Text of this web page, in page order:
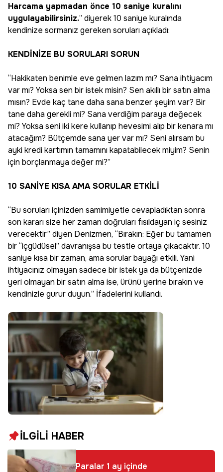
Harcama yapmadan önce 10 saniye kuralını
uygulayabilirsiniz.” diyerek 10 saniye kuralında
kendinize sormanız gereken soruları açıkladı:
KENDİNİZE BU SORULARI SORUN
“Hakikaten benimle eve gelmen lazım mı? Sana ihtiyacım
var mı? Yoksa sen bir istek misin? Sen akıllı bir satın alma
mısın? Evde kaç tane daha sana benzer şeyim var? Bir
tane daha gerekli mi? Sana verdiğim paraya değecek
mi? Yoksa seni iki kere kullanıp hevesimi alıp bir kenara mı
atacağım? Bütçemde sana yer var mı? Seni alırsam bu
ayki kredi kartımın tamamını kapatabilecek miyim? Senin
için borçlanmaya değer mi?”
10 SANİYE KISA AMA SORULAR ETKİLİ
“Bu soruları içinizden samimiyetle cevapladıktan sonra
son kararı size her zaman doğruları fısıldayan iç sesiniz
verecektir” diyen Denizmen, “Bırakın: Eğer bu tamamen
bir “içgüdüsel” davranışsa bu testle ortaya çıkacaktır. 10
saniye kısa bir zaman, ama sorular bayağı etkili. Yani
ihtiyacınız olmayan sadece bir istek ya da bütçenizde
yeri olmayan bir satın alma ise, ürünü yerine bırakın ve
kendinizle gurur duyun.” İfadelerini kullandı.
İLGİLİ HABER
Paralar 1 ay içinde